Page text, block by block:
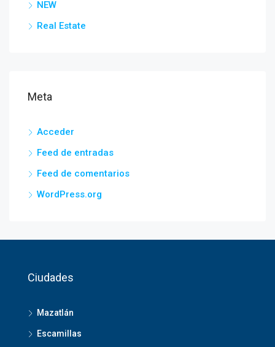
NEW
Real Estate
Meta
Acceder
Feed de entradas
Feed de comentarios
WordPress.org
Ciudades
Mazatlán
Escamillas